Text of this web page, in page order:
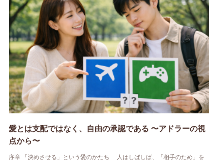
愛とは支配ではなく、自由の承認である 〜アドラーの視
点から〜
序章 「決めさせる」という愛のかたち 人はしばしば、「相手のため」を